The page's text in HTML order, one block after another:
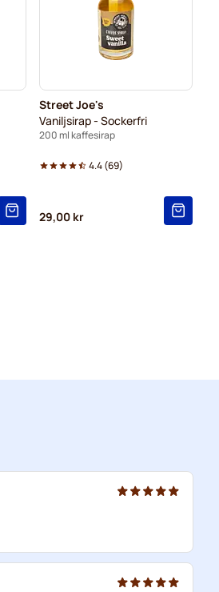
Street Joe's
Vaniljsirap - Sockerfri
200 ml kaffesirap
4.4(69)
29,00 kr